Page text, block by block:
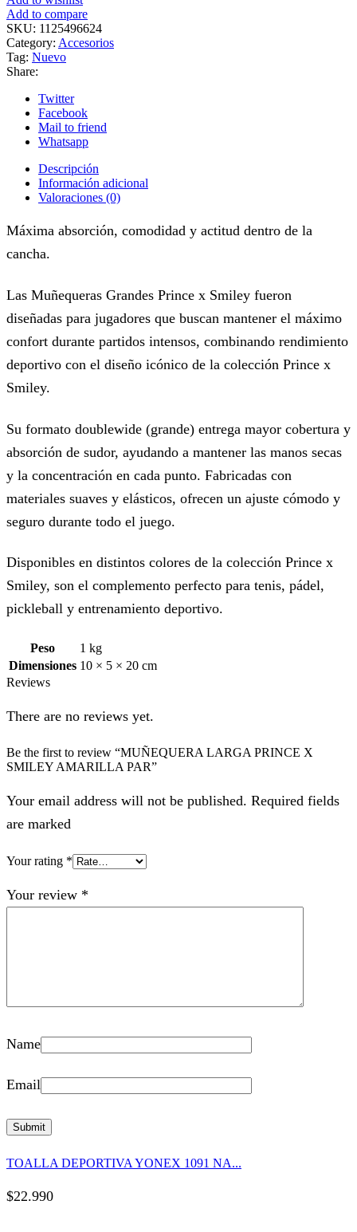
Add to compare
SKU: 1125496624
Category: Accesorios
Tag: Nuevo
Share:
Twitter
Facebook
Mail to friend
Whatsapp
Descripción
Información adicional
Valoraciones (0)
Máxima absorción, comodidad y actitud dentro de la
cancha.
Las Muñequeras Grandes Prince x Smiley fueron
diseñadas para jugadores que buscan mantener el máximo
confort durante partidos intensos, combinando rendimiento
deportivo con el diseño icónico de la colección Prince x
Smiley.
Su formato doublewide (grande) entrega mayor cobertura y
absorción de sudor, ayudando a mantener las manos secas
y la concentración en cada punto. Fabricadas con
materiales suaves y elásticos, ofrecen un ajuste cómodo y
seguro durante todo el juego.
Disponibles en distintos colores de la colección Prince x
Smiley, son el complemento perfecto para tenis, pádel,
pickleball y entrenamiento deportivo.
Peso
1 kg
Dimensiones 10 × 5 × 20 cm
Reviews
There are no reviews yet.
Be the first to review “MUÑEQUERA LARGA PRINCE X
SMILEY AMARILLA PAR”
Your email address will not be published. Required fields
are marked
Your rating *
Your review *
Name
Email
TOALLA DEPORTIVA YONEX 1091 NA...
$22.990